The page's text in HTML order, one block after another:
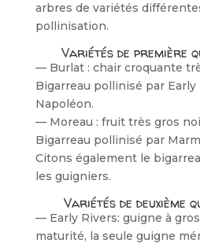
arbres de variétés
pollinisation.
Variétés de première
— Burlat : chair croquante
Bigarreau pollinisé par
Napoléon.
— Moreau : fruit très gros
Bigarreau pollinisé par
Citons également le
les guigniers.
Variétés de deuxième
— Early Rivers: guigne à
maturité, la seule guigne